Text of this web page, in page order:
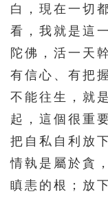
白，現在一切
看，我就是這
陀佛，活一天
有信心、有把
不能往生，就
起，這個很重
把自私自利放
情執是屬於貪
瞋恚的根；放